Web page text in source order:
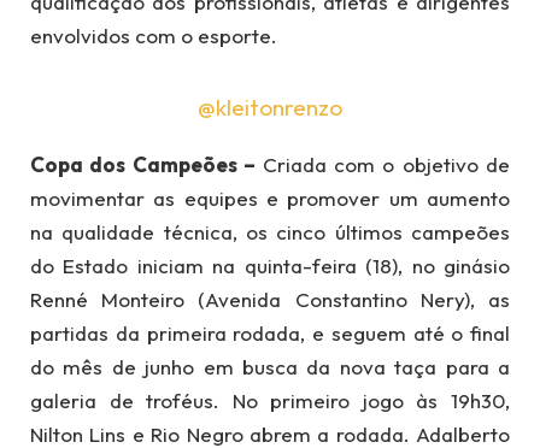
envolvidos com o esporte.
@kleitonrenzo
Copa dos Campeões – Criada com o objetivo de
movimentar as equipes e promover um aumento
na qualidade técnica, os cinco últimos campeões
do Estado iniciam na quinta-feira (18), no ginásio
Renné Monteiro (Avenida Constantino Nery), as
partidas da primeira rodada, e seguem até o final
do mês de junho em busca da nova taça para a
galeria de troféus. No primeiro jogo às 19h30,
Nilton Lins e Rio Negro abrem a rodada. Adalberto